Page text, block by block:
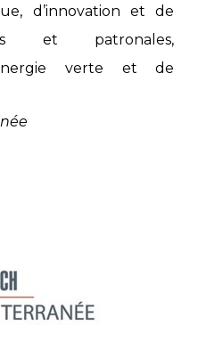
d’innovation et de
et patronales,
verte et de